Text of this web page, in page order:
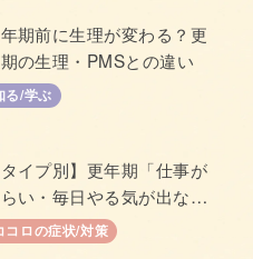
期前に生理が変わる？更
の生理・PMSとの違い
る/学ぶ
タイプ別】更年期「仕事が
い・毎日やる気が出な
原因と対策
コロの症状/対策